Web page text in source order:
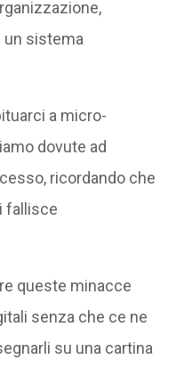
un sistema
a micro-
dovute ad
ricordando che
fallisce
queste minacce
senza che ce ne
su una cartina